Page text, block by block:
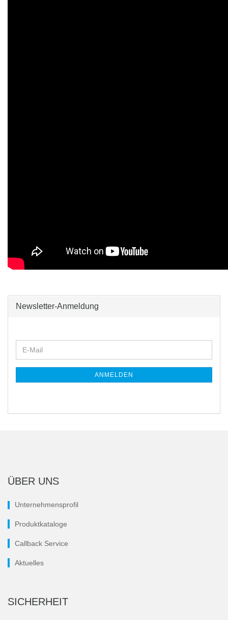
Newsletter-Anmeldung
ZUR
NEWSLETTER-
E-
Mail
ANMELDEN
ÜBER UNS
Unternehmensprofil
Produktkataloge
Callback Service
Aktuelles
SICHERHEIT